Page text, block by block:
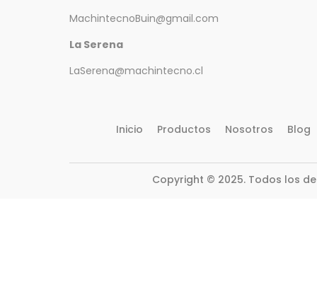
MachintecnoBuin@gmail.com
La Serena
LaSerena@machintecno.cl
Inicio Productos Nosotros Blog
Copyright © 2025. Todos los